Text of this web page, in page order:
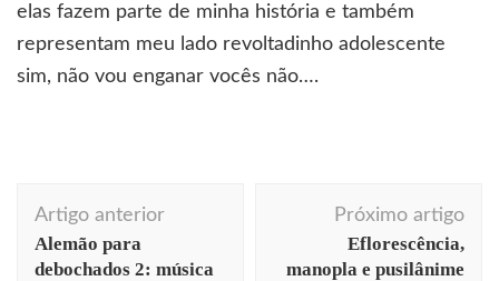
elas fazem parte de minha história e também
representam meu lado revoltadinho adolescente
sim, não vou enganar vocês não….
de
post
Artigo anterior
Alemão para
debochados 2: música
Próximo artigo
Eflorescência,
manopla e pusilânime